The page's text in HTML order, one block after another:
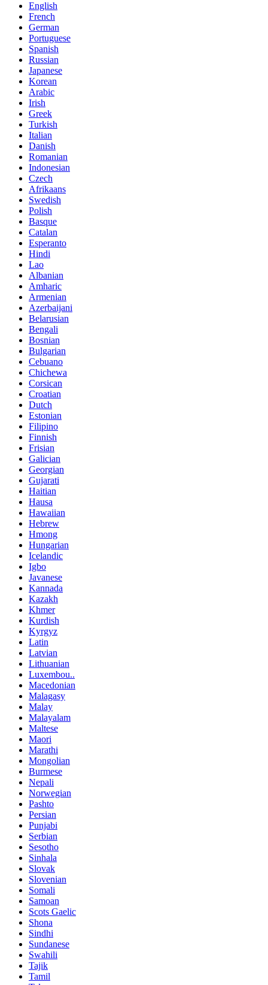
English
French
German
Portuguese
Spanish
Russian
Japanese
Korean
Arabic
Irish
Greek
Turkish
Italian
Danish
Romanian
Indonesian
Czech
Afrikaans
Swedish
Polish
Basque
Catalan
Esperanto
Hindi
Lao
Albanian
Amharic
Armenian
Azerbaijani
Belarusian
Bengali
Bosnian
Bulgarian
Cebuano
Chichewa
Corsican
Croatian
Dutch
Estonian
Filipino
Finnish
Frisian
Galician
Georgian
Gujarati
Haitian
Hausa
Hawaiian
Hebrew
Hmong
Hungarian
Icelandic
Igbo
Javanese
Kannada
Kazakh
Khmer
Kurdish
Kyrgyz
Latin
Latvian
Lithuanian
Luxembou..
Macedonian
Malagasy
Malay
Malayalam
Maltese
Maori
Marathi
Mongolian
Burmese
Nepali
Norwegian
Pashto
Persian
Punjabi
Serbian
Sesotho
Sinhala
Slovak
Slovenian
Somali
Samoan
Scots Gaelic
Shona
Sindhi
Sundanese
Swahili
Tajik
Tamil